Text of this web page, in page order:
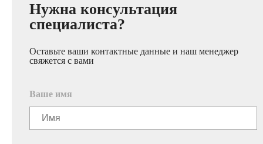
Нужна консультация
специалиста?
Оставьте ваши контактные данные и наш менеджер
свяжется с вами
Ваше имя